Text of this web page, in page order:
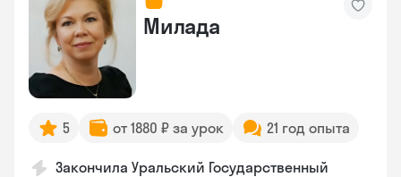
Милада
5 от 1880 ₽ за урок 21 год опыта
Закончила Уральский Государственный